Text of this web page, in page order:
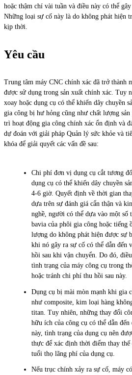
hoặc thậm chí vài tuần và điều này có thể
Những loại sự cố này là do không phát hiện
kịp thời.
Yêu cầu
Trung tâm máy CNC chính xác đã trở thành
được sử dụng trong sản xuất chính xác. Tuy
xoay hoặc dụng cụ có thể khiến dây chuyền
gia công bị hư hỏng cũng như chất lượng
trì hoạt động gia công chính xác ổn định và
dự đoán với giải pháp Quản lý sức khỏe và
khóa để giải quyết các vấn đề sau:
Chi phí đơn vị dụng cụ cắt tương
dụng cụ có thể khiến dây chuyền
4-6 giờ. Quyết định về thời gian
dựa trên sự đánh giá cẩn thận và
nghề, người có thể dựa vào một
bavia của phôi gia công hoặc tiếng
lượng do không phát hiện được sự
khi nó gây ra sự cố có thể dẫn đến
hồi sau khi vận chuyển. Do đó,
tình trạng của máy công cụ trong
hoặc tránh chi phí thu hồi sau này.
Dụng cụ bị mài mòn mạnh khi gia
như composite, kim loại hàng
titan. Tuy nhiên, những thay đổi
hữu ích của công cụ có thể dẫn
này, tình trạng của dụng cụ nên
thực để xác định thời điểm thay
tuổi thọ lãng phí của dụng cụ.
Nếu trục chính xảy ra sự cố, máy